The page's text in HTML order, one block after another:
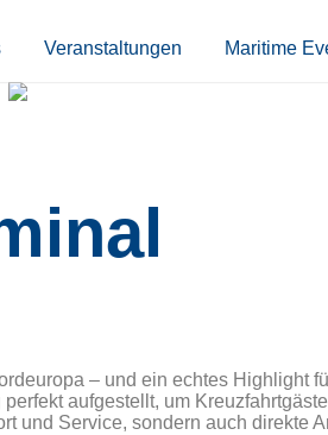
Veranstaltungen Maritime
– und ein echtes Highlight
aufgestellt, um
und Service, sondern auch direkte